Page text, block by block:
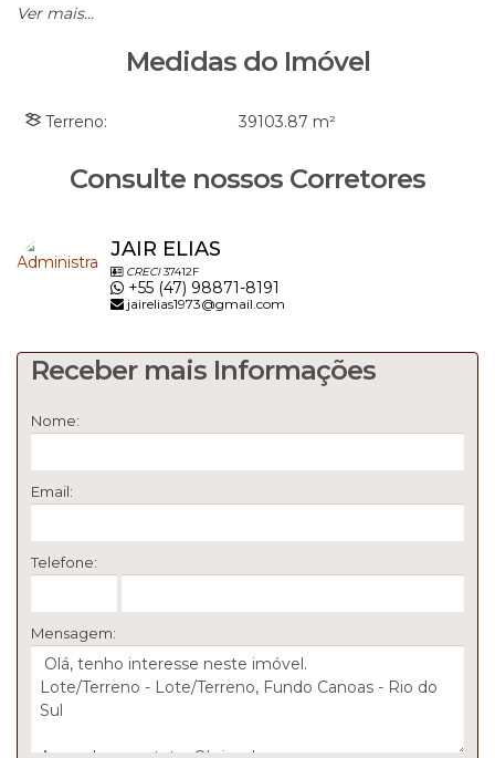
Gostou agende sua visita pelo WhatsApp 47 988718191
Ver mais...
Medidas do Imóvel
Terreno: 39103.87 m²
Consulte nossos Corretores
JAIR ELIAS
CRECI37412F
+55 (47) 98871-8191
jairelias1973@gmail.com
Receber mais Informações
Nome:
Email:
Telefone:
Mensagem: